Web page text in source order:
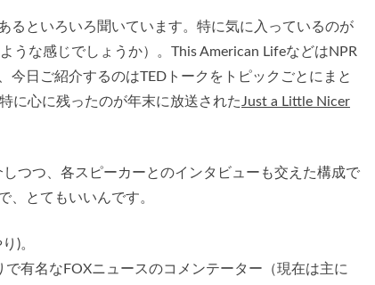
るといろいろ聞いています。特に気に入っているのが
うな感じでしょうか）。This American LifeなどはNPR
今日ご紹介するのはTEDトークをトピックごとにまと
に心に残ったのが年末に放送された Just a Little Nicer
つつ、各スピーカーとのインタビューも交えた構成で
、とてもいいんです。
)。
で有名なFOXニュースのコメンテーター（現在は主に